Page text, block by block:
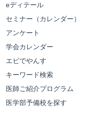
eディテール
セミナー（カレンダー）
アンケート
学会カレンダー
エビでやんす
キーワード検索
医師ご紹介プログラム
医学部予備校を探す